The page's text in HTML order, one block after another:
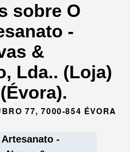
sobre O
-
&
Lda.. (Loja)
77, 7000-854 ÉVORA
-